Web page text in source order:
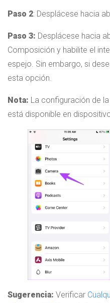
Paso 2: Desplácese hacia
Paso 3: Desplácese hacia
Composición y habilite el
espejo. Sin embargo, si
esta opción.
Nota: La configuración de
está disponible en
Sugerencia: Verificar